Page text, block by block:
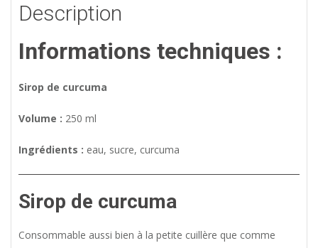
Description
Informations techniques :
Sirop de curcuma
Volume : 250 ml
Ingrédients : eau, sucre, curcuma
Sirop de curcuma
Consommable aussi bien à la petite cuillère que comme